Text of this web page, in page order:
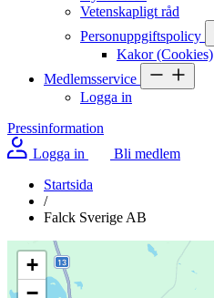
Vetenskapligt råd
Personuppgiftspolicy
Kakor (Cookies)
Medlemsservice
Logga in
Pressinformation
Logga in
Bli medlem
Startsida
/
Falck Sverige AB
+
−